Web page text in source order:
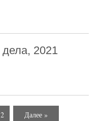
2021
Далее »